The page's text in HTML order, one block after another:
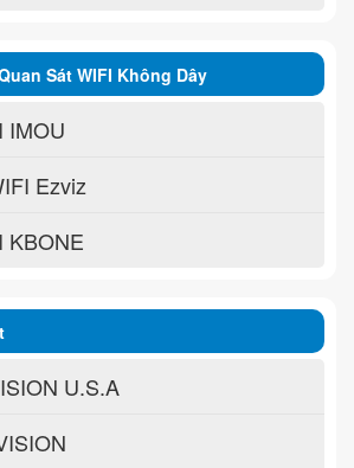
Sát WIFI Không Dây
IMOU
Ezviz
KBONE
U.S.A